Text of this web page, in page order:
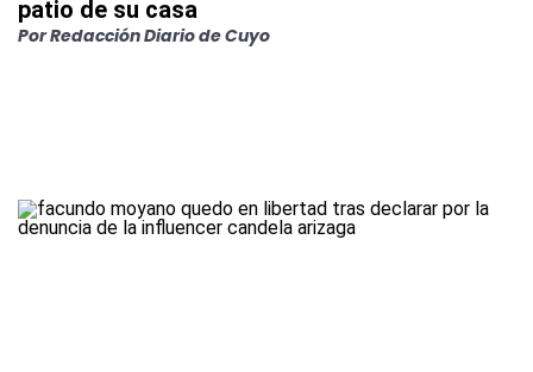
patio de su casa
PorRedacción Diario de Cuyo